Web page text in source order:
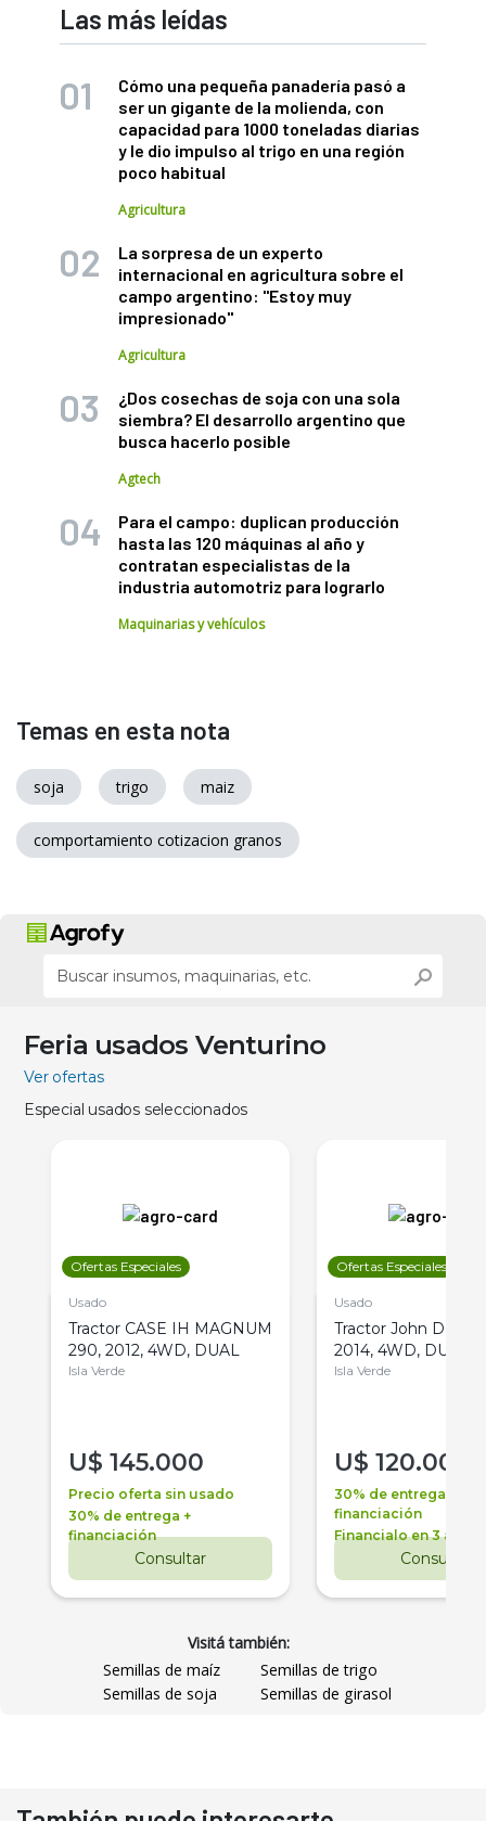
Las más leídas
Cómo una pequeña panadería pasó a
ser un gigante de la molienda, con
capacidad para 1000 toneladas diarias
y le dio impulso al trigo en una región
poco habitual
Agricultura
La sorpresa de un experto
internacional en agricultura sobre el
campo argentino: "Estoy muy
impresionado"
Agricultura
¿Dos cosechas de soja con una sola
siembra? El desarrollo argentino que
busca hacerlo posible
Agtech
Para el campo: duplican producción
hasta las 120 máquinas al año y
contratan especialistas de la
industria automotriz para lograrlo
Maquinarias y vehículos
Temas en esta nota
soja trigo maiz
comportamiento cotizacion granos
Feria usados Venturino
Ver ofertas
Especial usados seleccionados
Ofertas Especiales
Usado
Tractor CASE IH MAGNUM
290, 2012, 4WD, DUAL
Isla Verde
U$ 145.000
Precio oferta sin usado
30% de entrega +
financiación
Consultar
Ofertas Especiales
Usado
Tractor John Deere
2014, 4WD, DUAL
Isla Verde
U$ 120.000
30% de entrega +
financiación
Financialo en 3 años
Consultar
Visitá también:
Semillas de maíz
Semillas de trigo
Semillas de soja
Semillas de girasol